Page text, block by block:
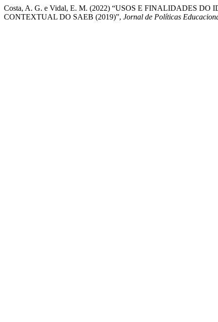
Costa, A. G. e Vidal, E. M. (2022) “USOS E FINALIDADES
CONTEXTUAL DO SAEB (2019)”, Jornal de Políticas